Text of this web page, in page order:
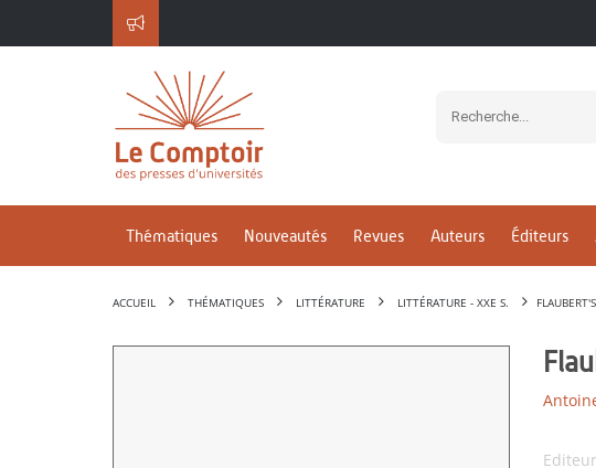
Thématiques Nouveautés Revues Auteurs Éditeurs
ACCUEIL THÉMATIQUES LITTÉRATURE LITTÉRATURE - XXE S.
Editeur